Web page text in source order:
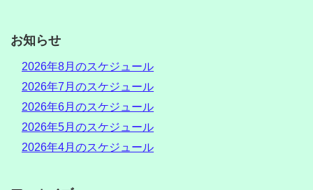
お知らせ
2026年8月のスケジュール
2026年7月のスケジュール
2026年6月のスケジュール
2026年5月のスケジュール
2026年4月のスケジュール